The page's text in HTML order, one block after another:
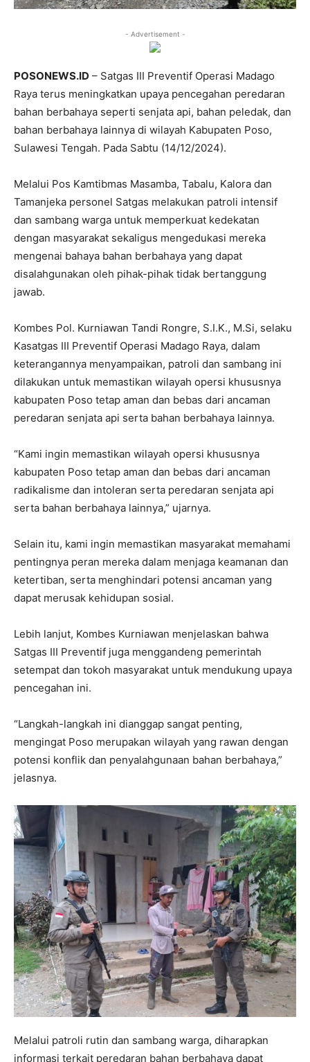
- Advertisement -
POSONEWS.ID – Satgas III Preventif Operasi Madago
Raya terus meningkatkan upaya pencegahan peredaran
bahan berbahaya seperti senjata api, bahan peledak, dan
bahan berbahaya lainnya di wilayah Kabupaten Poso,
Sulawesi Tengah. Pada Sabtu (14/12/2024).
Melalui Pos Kamtibmas Masamba, Tabalu, Kalora dan
Tamanjeka personel Satgas melakukan patroli intensif
dan sambang warga untuk memperkuat kedekatan
dengan masyarakat sekaligus mengedukasi mereka
mengenai bahaya bahan berbahaya yang dapat
disalahgunakan oleh pihak-pihak tidak bertanggung
jawab.
Kombes Pol. Kurniawan Tandi Rongre, S.I.K., M.Si, selaku
Kasatgas III Preventif Operasi Madago Raya, dalam
keterangannya menyampaikan, patroli dan sambang ini
dilakukan untuk memastikan wilayah opersi khususnya
kabupaten Poso tetap aman dan bebas dari ancaman
peredaran senjata api serta bahan berbahaya lainnya.
“Kami ingin memastikan wilayah opersi khususnya
kabupaten Poso tetap aman dan bebas dari ancaman
radikalisme dan intoleran serta peredaran senjata api
serta bahan berbahaya lainnya,” ujarnya.
Selain itu, kami ingin memastikan masyarakat memahami
pentingnya peran mereka dalam menjaga keamanan dan
ketertiban, serta menghindari potensi ancaman yang
dapat merusak kehidupan sosial.
Lebih lanjut, Kombes Kurniawan menjelaskan bahwa
Satgas III Preventif juga menggandeng pemerintah
setempat dan tokoh masyarakat untuk mendukung upaya
pencegahan ini.
“Langkah-langkah ini dianggap sangat penting,
mengingat Poso merupakan wilayah yang rawan dengan
potensi konflik dan penyalahgunaan bahan berbahaya,”
jelasnya.
Melalui patroli rutin dan sambang warga, diharapkan
informasi terkait peredaran bahan berbahaya dapat